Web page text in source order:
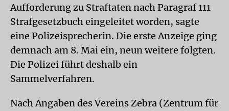
Aufforderung zu Straftaten nach Paragraf 111
Strafgesetzbuch eingeleitet worden, sagte
eine Polizeisprecherin. Die erste Anzeige ging
demnach am 8. Mai ein, neun weitere folgten.
Die Polizei führt deshalb ein
Sammelverfahren.
Nach Angaben des Vereins Zebra (Zentrum für